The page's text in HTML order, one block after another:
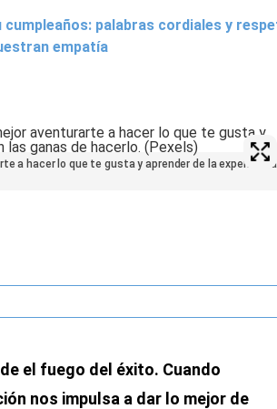
palabras cordiales y
empatía
a hacer lo que te gusta y aprender de la
el fuego del éxito. Cuando
nos impulsa a dar lo mejor de